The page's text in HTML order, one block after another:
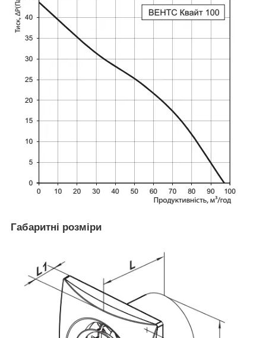
Габаритні розміри